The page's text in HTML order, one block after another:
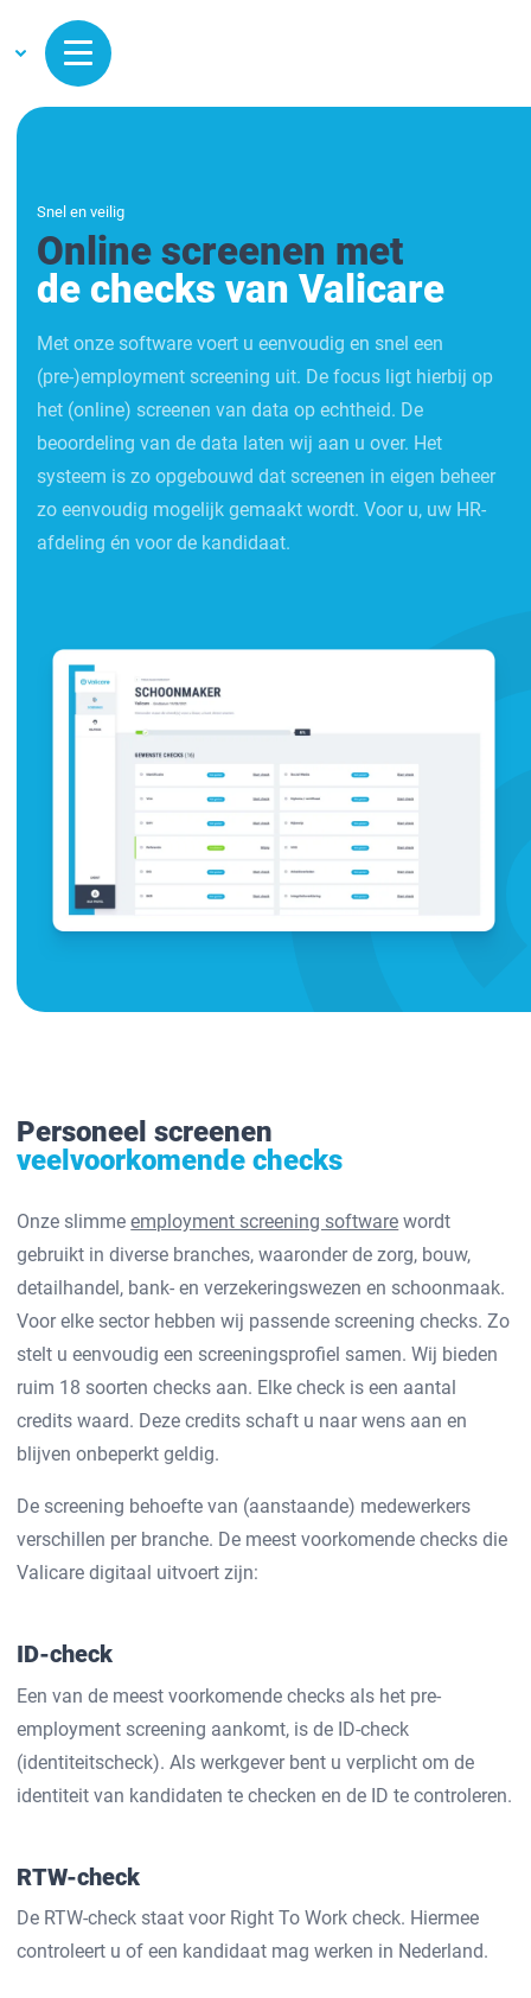
Snel en veilig
Online screenen met
de checks van Valicare
Met onze software voert u eenvoudig en snel een
(pre-)employment screening uit. De focus ligt hierbij op
het (online) screenen van data op echtheid. De
beoordeling van de data laten wij aan u over. Het
systeem is zo opgebouwd dat screenen in eigen beheer
zo eenvoudig mogelijk gemaakt wordt. Voor u, uw HR-
afdeling én voor de kandidaat.
Personeel screenen
veelvoorkomende checks
Onze slimmeemployment screening software wordt
gebruikt in diverse branches, waaronder de zorg, bouw,
detailhandel, bank- en verzekeringswezen en schoonmaak.
Voor elke sector hebben wij passende screening checks. Zo
stelt u eenvoudig een screeningsprofiel samen. Wij bieden
ruim 18 soorten checks aan. Elke check is een aantal
credits waard. Deze credits schaft u naar wens aan en
blijven onbeperkt geldig.
De screening behoefte van (aanstaande) medewerkers
verschillen per branche. De meest voorkomende checks die
Valicare digitaal uitvoert zijn:
ID-check
Een van de meest voorkomende checks als het pre-
employment screening aankomt, is de ID-check
(identiteitscheck). Als werkgever bent u verplicht om de
identiteit van kandidaten te checken en de ID te controleren.
RTW-check
De RTW-check staat voor Right To Work check. Hiermee
controleert u of een kandidaat mag werken in Nederland.